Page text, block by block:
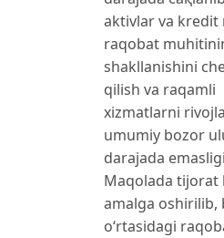
aktivlar va kredit
raqobat
shakllanishini
qilish va raqamli
xizmatlarni
umumiy bozor
darajada
Maqolada tijorat
amalga oshirilib,
o‘rtasidagi